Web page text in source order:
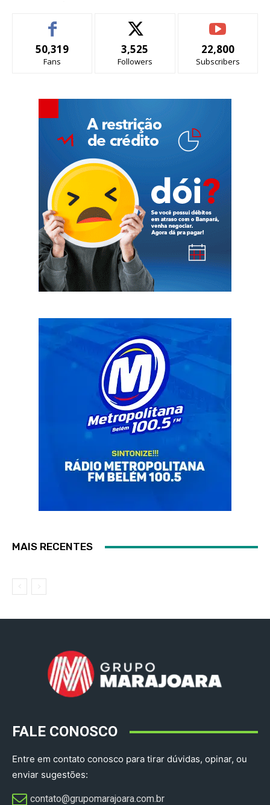
50,319
Fans
3,525
Followers
22,800
Subscribers
MAIS RECENTES
FALE CONOSCO
Entre em contato conosco para tirar dúvidas, opinar, ou
enviar sugestões:
contato@grupomarajoara.com.br